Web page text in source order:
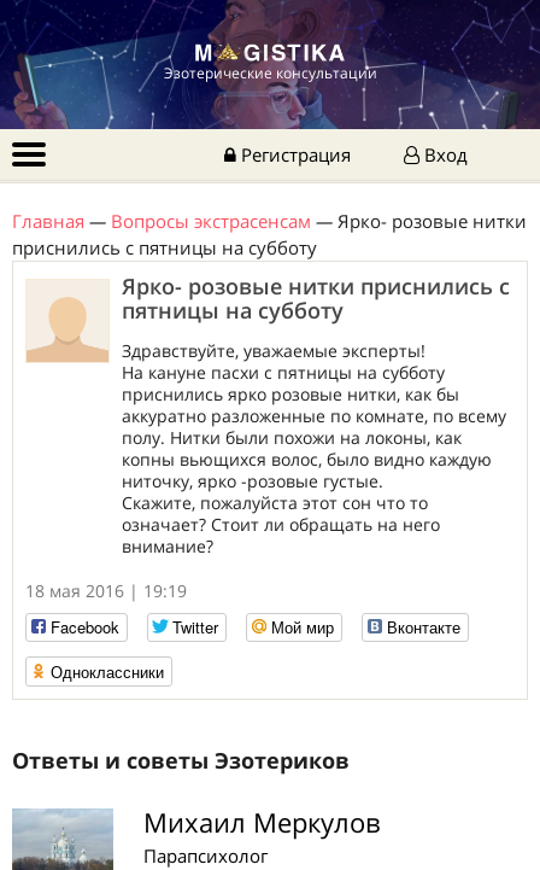
Эзотерические консультации
Регистрация Вход
Главная — Вопросы экстрасенсам — Ярко- розовые нитки
приснились с пятницы на субботу
Ярко- розовые нитки приснились с
пятницы на субботу
Здравствуйте, уважаемые эксперты!
На кануне пасхи с пятницы на субботу
приснились ярко розовые нитки, как бы
аккуратно разложенные по комнате, по всему
полу. Нитки были похожи на локоны, как
копны вьющихся волос, было видно каждую
ниточку, ярко -розовые густые.
Скажите, пожалуйста этот сон что то
означает? Стоит ли обращать на него
внимание?
18 мая 2016 | 19:19
Facebook
Twitter Мой мир
Вконтакте
Одноклассники
Ответы и советы Эзотериков
Михаил Меркулов
Парапсихолог